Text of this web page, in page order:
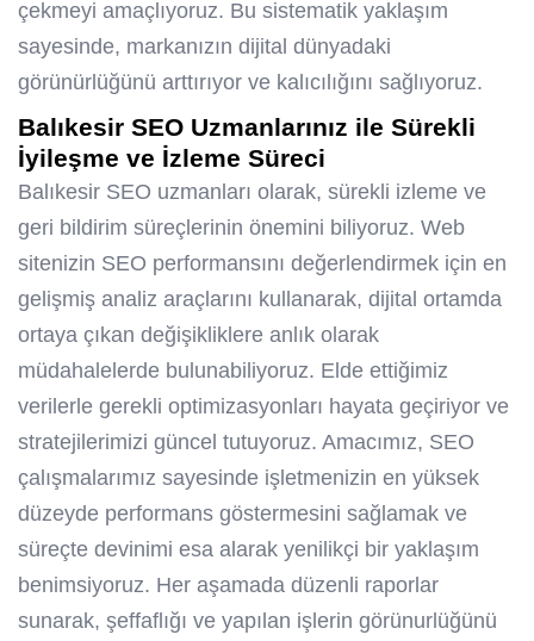
çekmeyi amaçlıyoruz. Bu sistematik yaklaşım
sayesinde, markanızın dijital dünyadaki
görünürlüğünü arttırıyor ve kalıcılığını sağlıyoruz.
Balıkesir SEO Uzmanlarınız ile Sürekli
İyileşme ve İzleme Süreci
Balıkesir SEO uzmanları olarak, sürekli izleme ve
geri bildirim süreçlerinin önemini biliyoruz. Web
sitenizin SEO performansını değerlendirmek için en
gelişmiş analiz araçlarını kullanarak, dijital ortamda
ortaya çıkan değişikliklere anlık olarak
müdahalelerde bulunabiliyoruz. Elde ettiğimiz
verilerle gerekli optimizasyonları hayata geçiriyor ve
stratejilerimizi güncel tutuyoruz. Amacımız, SEO
çalışmalarımız sayesinde işletmenizin en yüksek
düzeyde performans göstermesini sağlamak ve
süreçte devinimi esa alarak yenilikçi bir yaklaşım
benimsiyoruz. Her aşamada düzenli raporlar
sunarak, şeffaflığı ve yapılan işlerin görünurlüğünü